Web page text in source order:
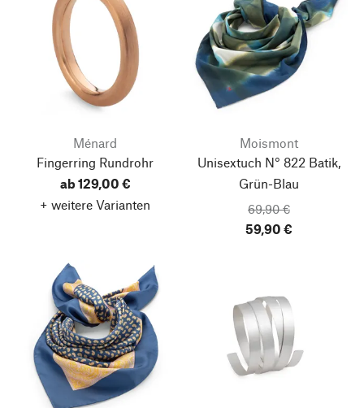
Ménard
Fingerring Rundrohr
ab 129,00 €
+ weitere Varianten
Moismont
Unisextuch N° 822 Batik,
Grün-Blau
69,90 €
59,90 €